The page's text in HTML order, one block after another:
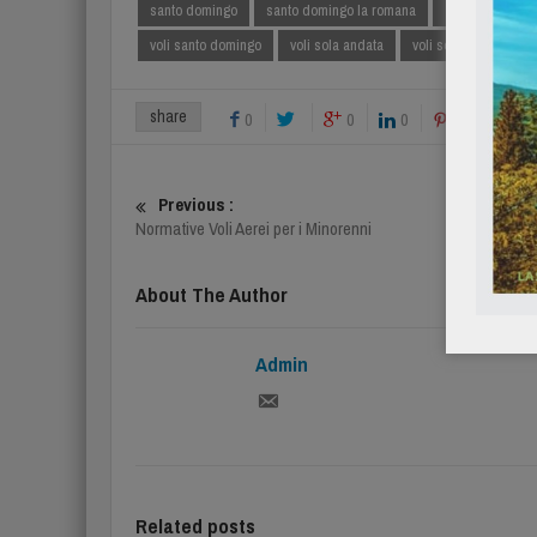
santo domingo
santo domingo la romana Thailandia
voli santo domingo
voli sola andata voli solo ritorno
share 0 0 0
Previous :
Normative Voli Aerei per i Minorenni
About The Author
Admin
Related posts